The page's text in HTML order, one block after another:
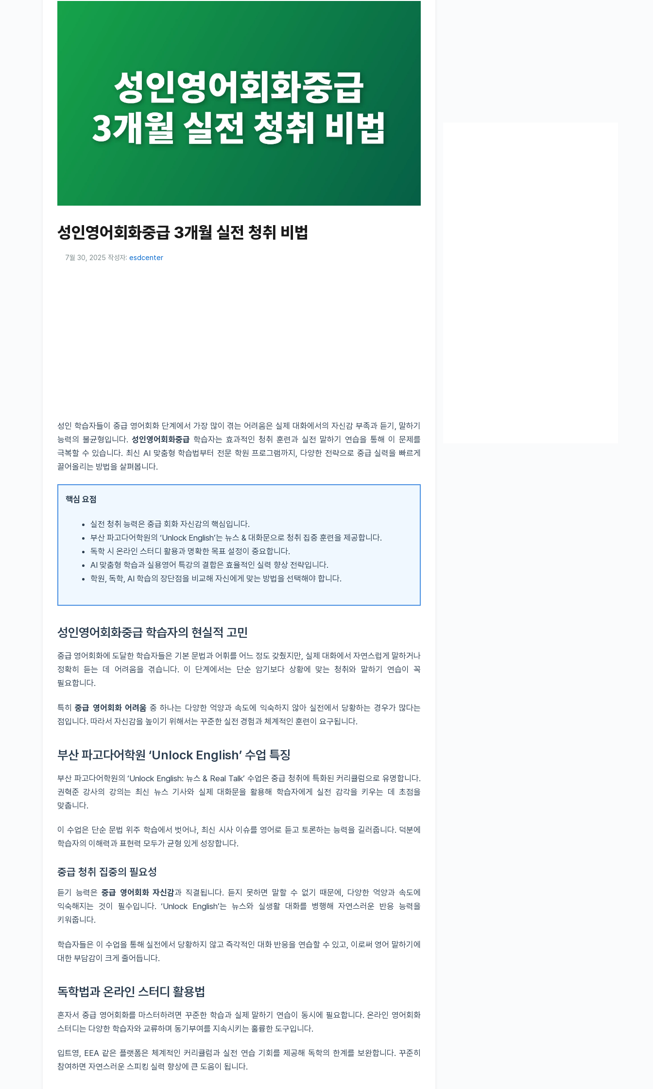
성인영어회화중급 3개월 실전 청취 비법
7월 30, 2025 작성자: esdcenter
성인 학습자들이 중급 영어회화 단계에서 가장 많이 겪는 어려움은 실제 대화에서의 자신감 부족과 듣기, 말하기
능력의 불균형입니다. 성인영어회화중급 학습자는 효과적인 청취 훈련과 실전 말하기 연습을 통해 이 문제를
극복할 수 있습니다. 최신 AI 맞춤형 학습법부터 전문 학원 프로그램까지, 다양한 전략으로 중급 실력을 빠르게
끌어올리는 방법을 살펴봅니다.
핵심 요점
실전 청취 능력은 중급 회화 자신감의 핵심입니다.
부산 파고다어학원의 ‘Unlock English’는 뉴스 & 대화문으로 청취 집중 훈련을 제공합니다.
독학 시 온라인 스터디 활용과 명확한 목표 설정이 중요합니다.
AI 맞춤형 학습과 실용영어 특강의 결합은 효율적인 실력 향상 전략입니다.
학원, 독학, AI 학습의 장단점을 비교해 자신에게 맞는 방법을 선택해야 합니다.
성인영어회화중급 학습자의 현실적 고민
중급 영어회화에 도달한 학습자들은 기본 문법과 어휘를 어느 정도 갖췄지만, 실제 대화에서 자연스럽게 말하거나
정확히 듣는 데 어려움을 겪습니다. 이 단계에서는 단순 암기보다 상황에 맞는 청취와 말하기 연습이 꼭
필요합니다.
특히중급 영어회화 어려움 중 하나는 다양한 억양과 속도에 익숙하지 않아 실전에서 당황하는 경우가 많다는
점입니다. 따라서 자신감을 높이기 위해서는 꾸준한 실전 경험과 체계적인 훈련이 요구됩니다.
부산 파고다어학원 ‘Unlock English’ 수업 특징
부산 파고다어학원의 ‘Unlock English: 뉴스 & Real Talk’ 수업은 중급 청취에 특화된 커리큘럼으로 유명합니다.
권혁준 강사의 강의는 최신 뉴스 기사와 실제 대화문을 활용해 학습자에게 실전 감각을 키우는 데 초점을
맞춥니다.
이 수업은 단순 문법 위주 학습에서 벗어나, 최신 시사 이슈를 영어로 듣고 토론하는 능력을 길러줍니다. 덕분에
학습자의 이해력과 표현력 모두가 균형 있게 성장합니다.
중급 청취 집중의 필요성
듣기 능력은 중급 영어회화 자신감과 직결됩니다. 듣지 못하면 말할 수 없기 때문에, 다양한 억양과 속도에
익숙해지는 것이 필수입니다. ‘Unlock English’는 뉴스와 실생활 대화를 병행해 자연스러운 반응 능력을
키워줍니다.
학습자들은 이 수업을 통해 실전에서 당황하지 않고 즉각적인 대화 반응을 연습할 수 있고, 이로써 영어 말하기에
대한 부담감이 크게 줄어듭니다.
독학법과 온라인 스터디 활용법
혼자서 중급 영어회화를 마스터하려면 꾸준한 학습과 실제 말하기 연습이 동시에 필요합니다. 온라인 영어회화
스터디는 다양한 학습자와 교류하며 동기부여를 지속시키는 훌륭한 도구입니다.
입트영, EEA 같은 플랫폼은 체계적인 커리큘럼과 실전 연습 기회를 제공해 독학의 한계를 보완합니다. 꾸준히
참여하면 자연스러운 스피킹 실력 향상에 큰 도움이 됩니다.